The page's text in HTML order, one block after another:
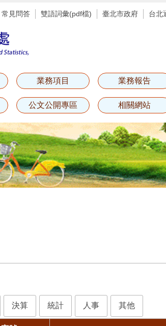
常見問答 雙語詞彙(pdf檔) 臺北市政府 台北
業務項目 業務報告
公文公開專區 相關網站
決算 統計 人事 其他